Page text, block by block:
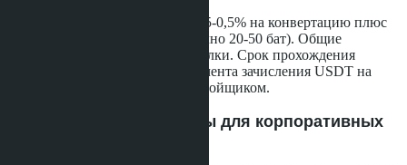
Комиссия биржи составляет 0,25-0,5% на конвертацию плюс
банковский сбор за вывод (обычно 20-50 бат). Общие
издержки - 1-1,5% от суммы сделки. Срок прохождения
платежа: 1-3 рабочих дня от момента зачисления USDT на
биржу до получения батов застройщиком.
Схема 2: Escrow-сервисы для корпоративных